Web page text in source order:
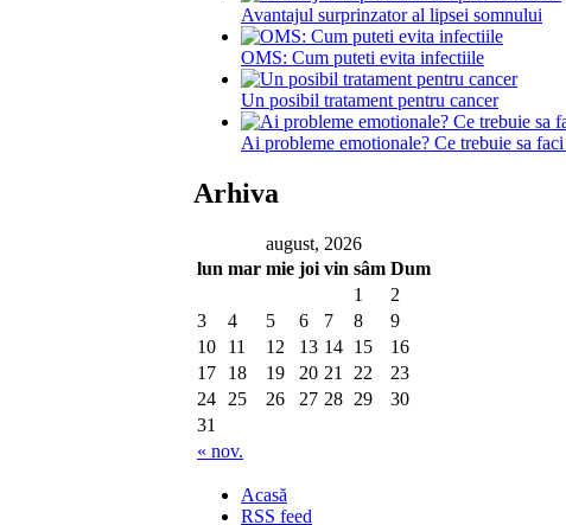
Avantajul surprinzator al lipsei somnului
OMS: Cum puteti evita infectiile
Un posibil tratament pentru cancer
Ai probleme emotionale? Ce trebuie sa
Arhiva
august, 2026
lun mar mie joi vin sâm Dum
« nov.
1
2
3
4 5 6 7 8
9
10
11 12 13 14 15
16
17
18 19 20 21 22
23
24
25 26 27 28 29
30
31
Acasă
RSS feed